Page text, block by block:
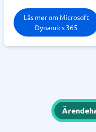
Läs mer om Microsoft
Dynamics 365